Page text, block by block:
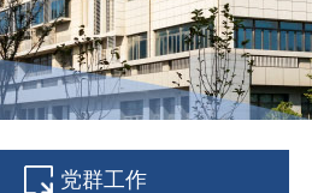
党群工作